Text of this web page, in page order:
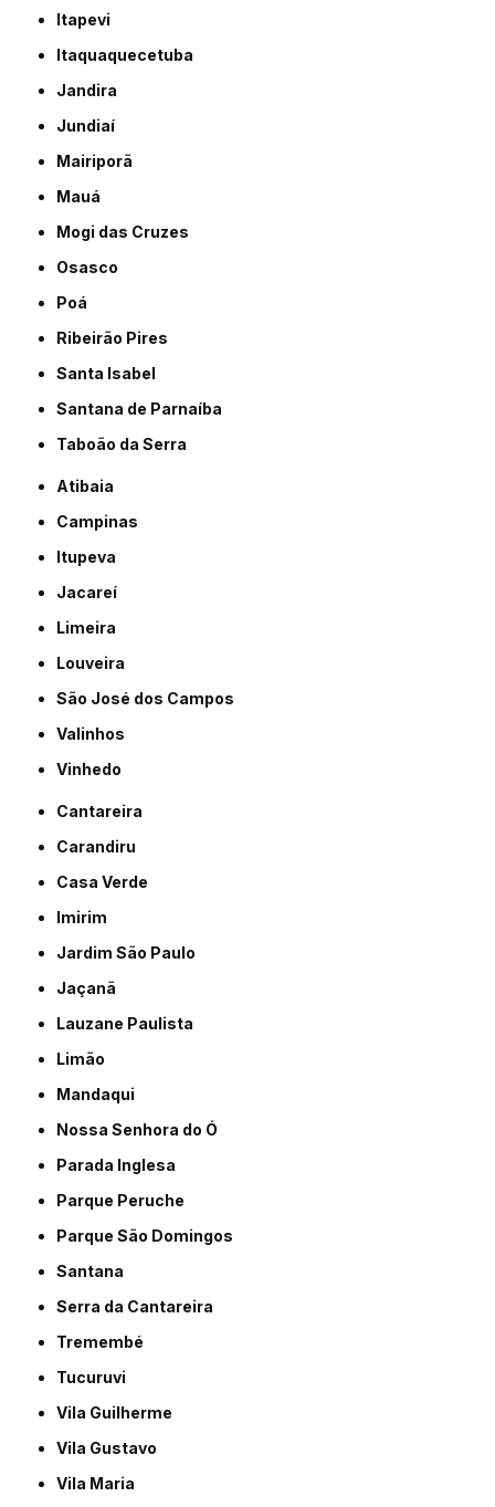
Itapevi
Itaquaquecetuba
Jandira
Jundiaí
Mairiporã
Mauá
Mogi das Cruzes
Osasco
Poá
Ribeirão Pires
Santa Isabel
Santana de Parnaíba
Taboão da Serra
Atibaia
Campinas
Itupeva
Jacareí
Limeira
Louveira
São José dos Campos
Valinhos
Vinhedo
Cantareira
Carandiru
Casa Verde
Imirim
Jardim São Paulo
Jaçanã
Lauzane Paulista
Limão
Mandaqui
Nossa Senhora do Ó
Parada Inglesa
Parque Peruche
Parque São Domingos
Santana
Serra da Cantareira
Tremembé
Tucuruvi
Vila Guilherme
Vila Gustavo
Vila Maria